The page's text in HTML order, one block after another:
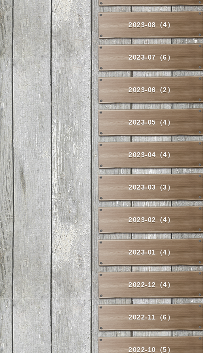
2023-08（4）
2023-07（6）
2023-06（2）
2023-05（4）
2023-04（4）
2023-03（3）
2023-02（4）
2023-01（4）
2022-12（4）
2022-11（6）
2022-10（5）